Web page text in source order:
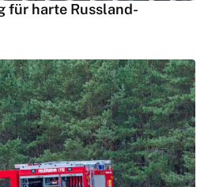
für harte Russland-